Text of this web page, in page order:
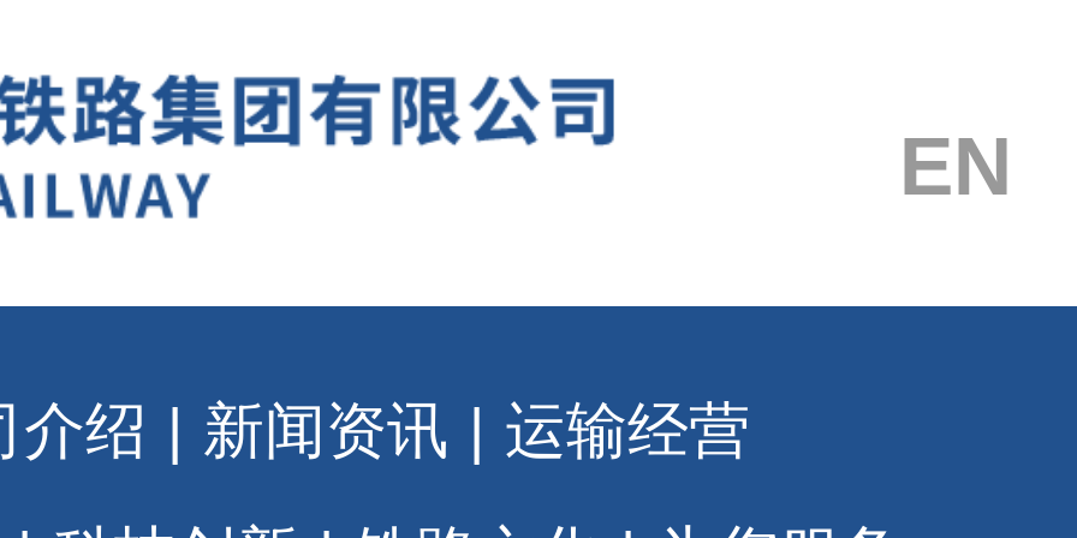
EN
介绍 | 新闻资讯 | 运输经营